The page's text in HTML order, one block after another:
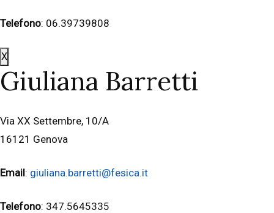
Telefono: 06.39739808
X
Giuliana Barretti
Via XX Settembre, 10/A
16121 Genova
Email: giuliana.barretti@fesica.it
Telefono: 347.5645335